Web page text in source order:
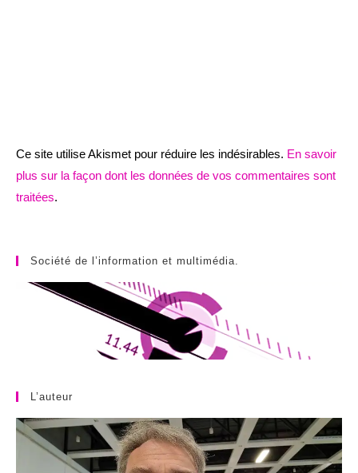
Ce site utilise Akismet pour réduire les indésirables. En savoir
plus sur la façon dont les données de vos commentaires sont
traitées.
Société de l’information et multimédia.
L’auteur